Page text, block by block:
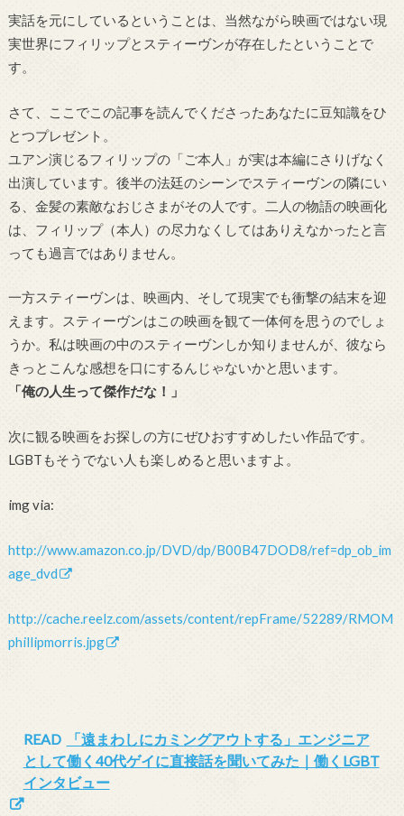
実話を元にしているということは、当然ながら映画ではない現
実世界にフィリップとスティーヴンが存在したということで
す。
さて、ここでこの記事を読んでくださったあなたに豆知識をひ
とつプレゼント。
ユアン演じるフィリップの「ご本人」が実は本編にさりげなく
出演しています。後半の法廷のシーンでスティーヴンの隣にい
る、金髪の素敵なおじさまがその人です。二人の物語の映画化
は、フィリップ（本人）の尽力なくしてはありえなかったと言
っても過言ではありません。
一方スティーヴンは、映画内、そして現実でも衝撃の結末を迎
えます。スティーヴンはこの映画を観て一体何を思うのでしょ
うか。私は映画の中のスティーヴンしか知りませんが、彼なら
きっとこんな感想を口にするんじゃないかと思います。
「俺の人生って傑作だな！」
次に観る映画をお探しの方にぜひおすすめしたい作品です。
LGBTもそうでない人も楽しめると思いますよ。
img via:
http://www.amazon.co.jp/DVD/dp/B00B47DOD8/ref=dp_ob_im
age_dvd
http://cache.reelz.com/assets/content/repFrame/52289/RMOM
phillipmorris.jpg
READ
「遠まわしにカミングアウトする」エンジニア
として働く40代ゲイに直接話を聞いてみた｜働くLGBT
インタビュー